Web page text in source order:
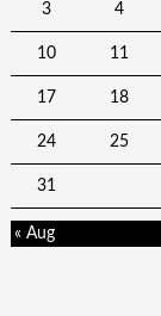
3 4
10 11
17 18
24 25
31
« Aug